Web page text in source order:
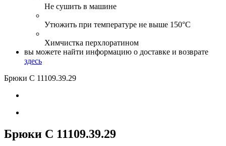
Не сушить в машине
Утюжить при температуре не выше 150°С
Химчистка перхлоратином
вы можете найти информацию о доставке и возврате
здесь
Брюки С 11109.39.29
Брюки С 11109.39.29